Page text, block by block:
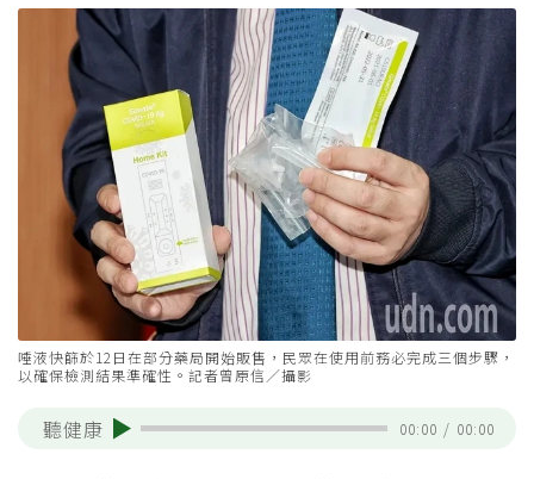
唾液快篩於12日在部分藥局開始販售，民眾在使用前務必完成三個步驟，
以確保檢測結果準確性。記者曾原信／攝影
聽健康 00:00 / 00:00